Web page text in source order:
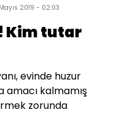
2019 - 02:03
Kim tutar
evinde huzur
kalmamış
zorunda